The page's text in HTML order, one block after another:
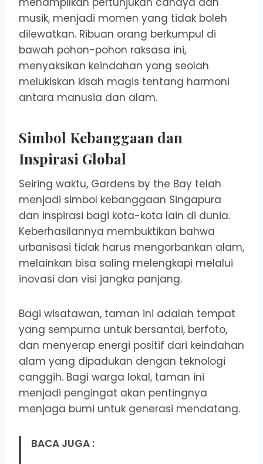
musik, menjadi momen yang tidak boleh
dilewatkan. Ribuan orang berkumpul di
bawah pohon-pohon raksasa ini,
menyaksikan keindahan yang seolah
melukiskan kisah magis tentang harmoni
antara manusia dan alam.
Simbol Kebanggaan dan
Inspirasi Global
Seiring waktu, Gardens by the Bay telah
menjadi simbol kebanggaan Singapura
dan inspirasi bagi kota-kota lain di dunia.
Keberhasilannya membuktikan bahwa
urbanisasi tidak harus mengorbankan alam,
melainkan bisa saling melengkapi melalui
inovasi dan visi jangka panjang.
Bagi wisatawan, taman ini adalah tempat
yang sempurna untuk bersantai, berfoto,
dan menyerap energi positif dari keindahan
alam yang dipadukan dengan teknologi
canggih. Bagi warga lokal, taman ini
menjadi pengingat akan pentingnya
menjaga bumi untuk generasi mendatang.
BACA JUGA :